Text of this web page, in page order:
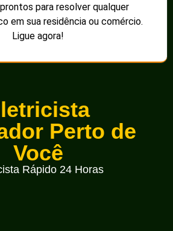
para resolver qualquer
em sua residência ou comércio.
Ligue agora!
Perto de
Você
Rápido 24 Horas